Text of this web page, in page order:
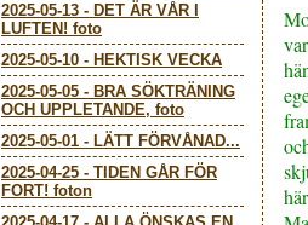
2025-05-13 - DET ÄR VÅR I
LUFTEN! foto
2025-05-10 - HEKTISK VECKA
2025-05-05 - BRA SÖKTRÄNING
OCH UPPLETANDE, foto
2025-05-01 - LÄTT FÖRVÅNAD...
2025-04-25 - TIDEN GÅR FÖR
FORT! foton